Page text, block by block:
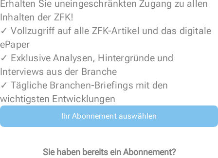
Erhalten Sie uneingeschränkten Zugang zu allen
Inhalten der ZFK!
✓ Vollzugriff auf alle ZFK-Artikel und das digitale
ePaper
✓ Exklusive Analysen, Hintergründe und
Interviews aus der Branche
✓ Tägliche Branchen-Briefings mit den
wichtigsten Entwicklungen
Ihr Abonnement auswählen
Sie haben bereits ein Abonnement?